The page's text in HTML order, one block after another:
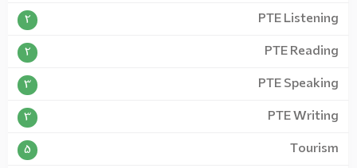
PTE Listening
2
PTE Reading
2
PTE Speaking
3
PTE Writing
3
Tourism
5